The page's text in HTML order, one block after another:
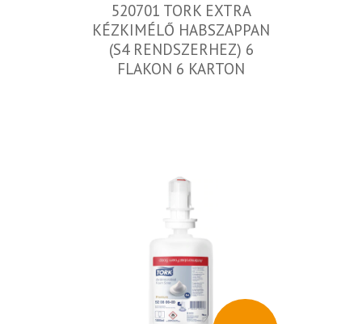
520701 TORK EXTRA
KÉZKIMÉLŐ HABSZAPPAN
(S4 RENDSZERHEZ) 6
FLAKON 6 KARTON